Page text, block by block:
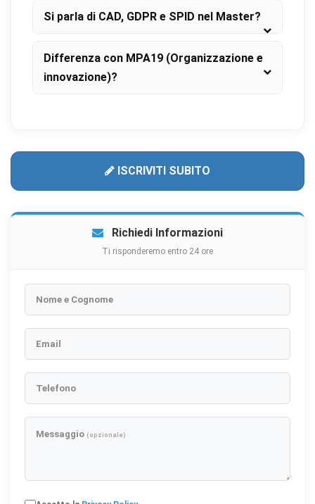
Si parla di CAD, GDPR e SPID nel Master?
Differenza con MPA19 (Organizzazione e
innovazione)?
ISCRIVITI SUBITO
Richiedi Informazioni
Ti risponderemo entro 24 ore
Nome e Cognome
Email
Telefono
Messaggio (opzionale)